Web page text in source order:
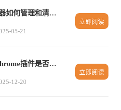
谷歌浏览器如何管理和清理扩展程序
05-21
立即阅读
Google Chrome插件是否可配合快捷键批量操作
12-20
立即阅读